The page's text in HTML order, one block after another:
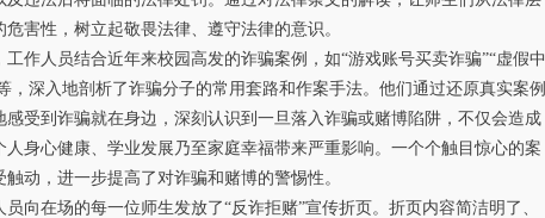
害性，树立起敬畏法律、遵守法律的意识。
作人员结合近年来校园高发的诈骗案例，如“游戏账号买卖诈骗”“虚假中
，深入地剖析了诈骗分子的常用套路和作案手法。他们通过还原真实案例
感受到诈骗就在身边，深刻认识到一旦落入诈骗或赌博陷阱，不仅会造成
人身心健康、学业发展乃至家庭幸福带来严重影响。一个个触目惊心的案
动，进一步提高了对诈骗和赌博的警惕性。
向在场的每一位师生发放了“反诈拒赌”宣传折页。折页内容简洁明了、